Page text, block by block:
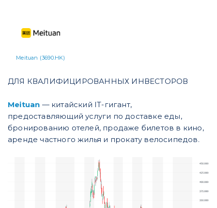
Meituan (3690.HK)
ДЛЯ КВАЛИФИЦИРОВАННЫХ ИНВЕСТОРОВ
Meituan — китайский IT-гигант,
предоставляющий услуги по доставке еды,
бронированию отелей, продаже билетов в кино,
аренде частного жилья и прокату велосипедов.